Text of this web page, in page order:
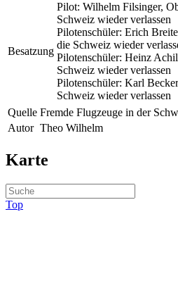
Besatzung
Pilot: Wilhelm Filsinger,
Schweiz wieder verlassen
Pilotenschüler: Erich
die Schweiz wieder
Pilotenschüler: Heinz
Schweiz wieder verlassen
Pilotenschüler: Karl
Schweiz wieder verlassen
Quelle Fremde Flugzeuge in der
Autor Theo Wilhelm
Karte
Top